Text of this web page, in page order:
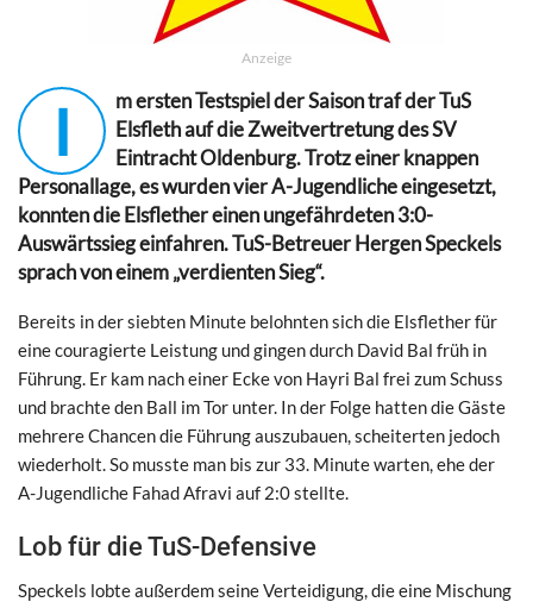
Anzeige
I
m ersten Testspiel der Saison traf der TuS
Elsfleth auf die Zweitvertretung des SV
Eintracht Oldenburg. Trotz einer knappen
Personallage, es wurden vier A-Jugendliche eingesetzt,
konnten die Elsflether einen ungefährdeten 3:0-
Auswärtssieg einfahren. TuS-Betreuer Hergen Speckels
sprach von einem „verdienten Sieg“.
Bereits in der siebten Minute belohnten sich die Elsflether für
eine couragierte Leistung und gingen durch David Bal früh in
Führung. Er kam nach einer Ecke von Hayri Bal frei zum Schuss
und brachte den Ball im Tor unter. In der Folge hatten die Gäste
mehrere Chancen die Führung auszubauen, scheiterten jedoch
wiederholt. So musste man bis zur 33. Minute warten, ehe der
A-Jugendliche Fahad Afravi auf 2:0 stellte.
Lob für die TuS-Defensive
Speckels lobte außerdem seine Verteidigung, die eine Mischung